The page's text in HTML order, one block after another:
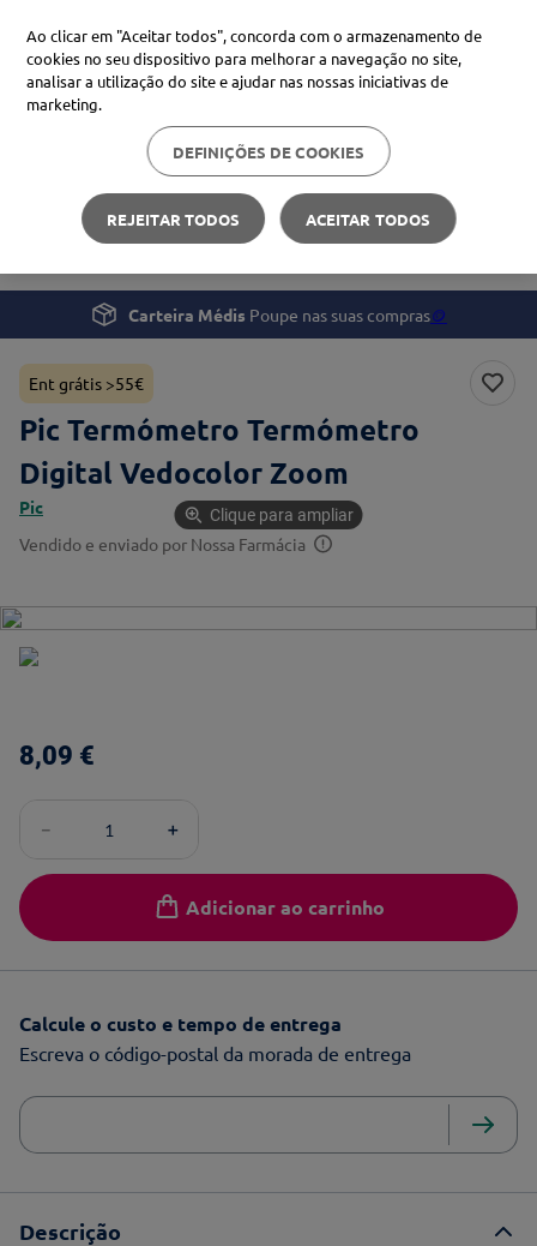
Procure no Marketplace Médis
Pesquisas mais comuns
xiaomi
uriage
4º svr
Saúde
Monitorização e Tratamento
Pic Termómetro Termómetro Digital Vedocolor Zoom
Carteira Médis Poupe nas suas compras🪙
Ent grátis >55€
Pic Termómetro Termómetro
Digital Vedocolor Zoom
Pic
Vendido e enviado por Nossa Farmácia
Clique para ampliar
8,09 €
＋
－
Adicionar ao carrinho
Calcule o custo e tempo de entrega
Escreva o código-postal da morada de entrega
Descrição
Ao clicar em "Aceitar todos", concorda com o armazenamento de
cookies no seu dispositivo para melhorar a navegação no site,
analisar a utilização do site e ajudar nas nossas iniciativas de
marketing.
DEFINIÇÕES DE COOKIES
REJEITAR TODOS ACEITAR TODOS